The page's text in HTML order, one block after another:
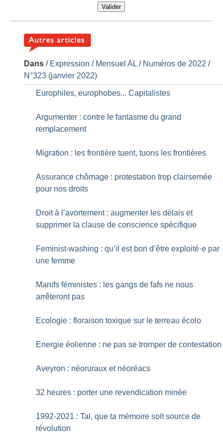
Valider
Dans / Expression / Mensuel AL / Numéros de 2022 /
N°323 (janvier 2022)
Europhiles, europhobes... Capitalistes
Argumenter : contre le fantasme du grand
remplacement
Migration : les frontière tuent, tuons les frontières
Assurance chômage : protestation trop clairsemée
pour nos droits
Droit à l’avortement : augmenter les délais et
supprimer la clause de conscience spécifique
Feminist-washing : qu’il est bon d’être exploité·e par
une femme
Manifs féministes : les gangs de fafs ne nous
arrêteront pas
Ecologie : floraison toxique sur le terreau écolo
Energie éolienne : ne pas se tromper de contestation
Aveyron : néoruraux et néoréacs
32 heures : porter une revendication minée
1992-2021 : Tal, que ta mémoire soit source de
révolution